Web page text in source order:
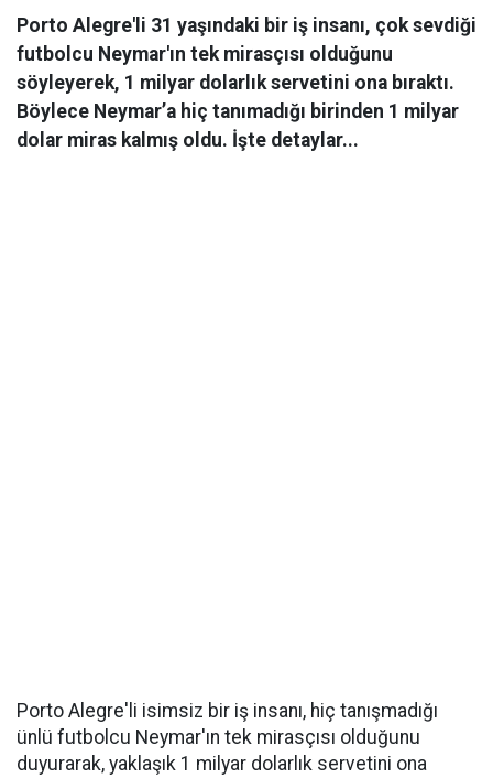
Porto Alegre'li 31 yaşındaki bir iş insanı, çok sevdiği
futbolcu Neymar'ın tek mirasçısı olduğunu
söyleyerek, 1 milyar dolarlık servetini ona bıraktı.
Böylece Neymar’a hiç tanımadığı birinden 1 milyar
dolar miras kalmış oldu. İşte detaylar...
Porto Alegre'li isimsiz bir iş insanı, hiç tanışmadığı
ünlü futbolcu Neymar'ın tek mirasçısı olduğunu
duyurarak, yaklaşık 1 milyar dolarlık servetini ona